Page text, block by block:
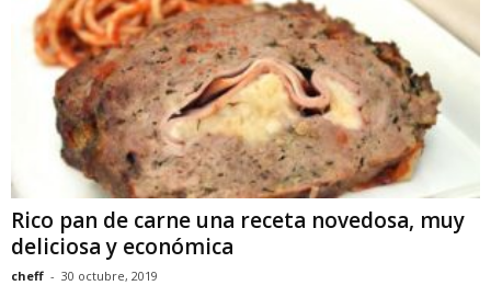
Rico pan de carne una receta novedosa, muy
deliciosa y económica
cheff - 30 octubre, 2019